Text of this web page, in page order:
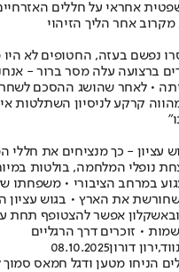
אחראי על חללים
אחר הליך הזיהוי
נפשם בעזה, החטופים לא
ברצועה עלה מסר ברור -
• לאחר שהושג ההסכם
קרקע לניסיון השתלטות
עציון - כך מנציחים את חללי
נופלי המלחמה, בולטות
במרחב הציבורי • משפחתו
את הארץ • בגוש עציון
אפשר להצטופף תחת
• זוכרים דרך הרגליים
,ירון דורון08.10.2025
הניחו מטען ודגל חמאס סמוך